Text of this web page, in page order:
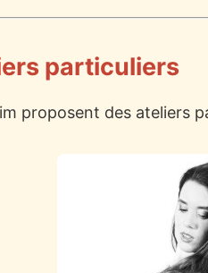
particuliers
proposent des ateliers